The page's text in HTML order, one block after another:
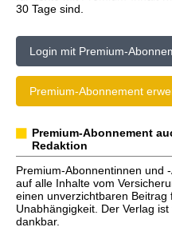
30 Tage sind.
Login mit Premium-
Premium-Abonnement
Premium-Abonnement
Redaktion
Premium-Abonnentinnen und
auf alle Inhalte vom
einen unverzichtbaren Beitrag
Unabhängigkeit. Der Verlag
dankbar.